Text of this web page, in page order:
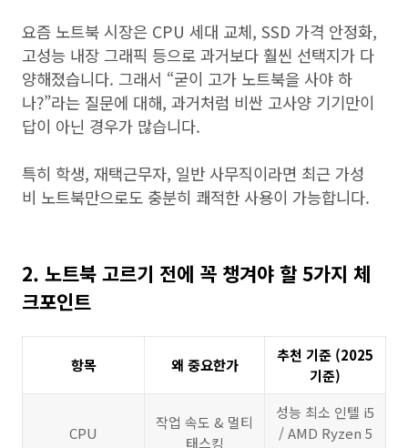
요즘 노트북 시장은 CPU 세대 교체, SSD 가격 안정화,
고성능 내장 그래픽 등으로 과거보다 훨씬 선택지가 다
양해졌습니다. 그래서 “굳이 고가 노트북을 사야 하
나?”라는 질문에 대해, 과거처럼 비싼 고사양 기기만이
답이 아닌 경우가 많습니다.
특히 학생, 재택근무자, 일반 사무직이라면 최근 가성
비 노트북만으로도 충분히 쾌적한 사용이 가능합니다.
2. 노트북 고르기 전에 꼭 챙겨야 할 5가지 체
크포인트
항목 왜 중요한가
추천 기준 (2025
기준)
CPU
작업 속도 & 멀티
태스킹
성능 최소 인텔 i5
/ AMD Ryzen 5